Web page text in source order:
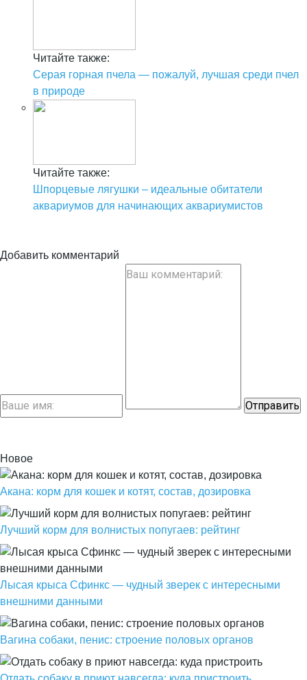
Читайте также:
Серая горная пчела — пожалуй, лучшая среди пчел
в природе
Читайте также:
Шпорцевые лягушки – идеальные обитатели
аквариумов для начинающих аквариумистов
Добавить комментарий
Новое
Акана: корм для кошек и котят, состав, дозировка
Лучший корм для волнистых попугаев: рейтинг
Лысая крыса Сфинкс — чудный зверек с интересными
внешними данными
Вагина собаки, пенис: строение половых органов